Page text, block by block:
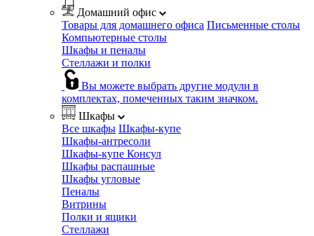
Домашний офис
Товары для домашнего офиса Письменные столы
Компьютерные столы
Шкафы и пеналы
Стеллажи и полки
Вы можете выбрать другие модули в
комплектах, помеченных таким значком.
Шкафы
Все шкафы Шкафы-купе
Шкафы-антресоли
Шкафы-купе Консул
Шкафы распашные
Шкафы угловые
Пеналы
Витрины
Полки и ящики
Стеллажи